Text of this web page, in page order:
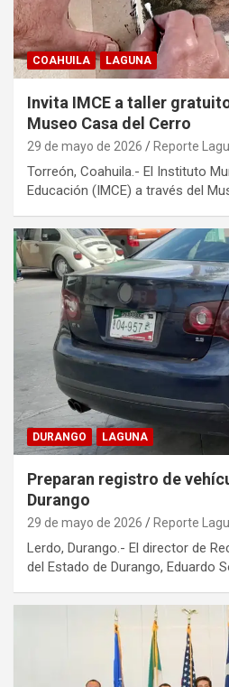
COAHUILA LAGUNA
Invita IMCE a taller
Museo Casa del Cerro
29 de mayo de 2026 Reporte
Torreón, Coahuila.- El Instituto
Educación (IMCE) a través del
DURANGO LAGUNA
Preparan registro de
Durango
29 de mayo de 2026 Reporte
Lerdo, Durango.- El director de
del Estado de Durango, Eduardo